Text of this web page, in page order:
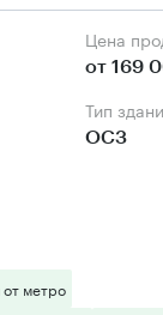
Цена
от 169
Тип
ОСЗ
метро